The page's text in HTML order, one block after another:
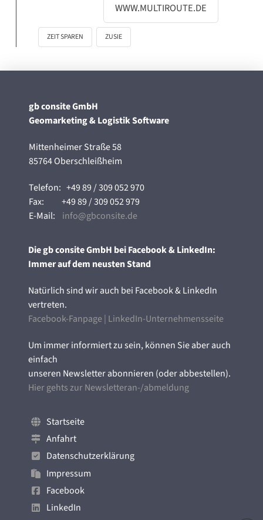
WWW.MULTIROUTE.DE
ZEIT SPAREN ZUSIE
gb consite GmbH
Geomarketing & Logistik Software
Mittenheimer Straße 58
85764 Oberschleißheim
Telefon:+49 89 / 309 052 970
Fax:+49 89 / 309 052 979
E-Mail: info@gbconsite.de
Die gb consite GmbH bei Facebook & LinkedIn:
Immer auf dem neusten Stand
Natürlich sind wir auch bei Facebook & LinkedIn
vertreten.
Facebook-Fanpage| LinkedIn-Unternehmensseite
Um immer informiert zu sein, können Sie aber auch
einfach
unseren Newsletter abonnieren (oder abbestellen).
Hier gehts zur Newsletteran-/abmeldung
Startseite
Anfahrt
Datenschutzerklärung
Impressum
Facebook
LinkedIn